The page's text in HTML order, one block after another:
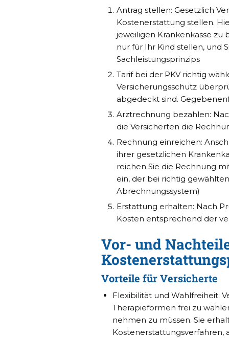
Antrag stellen: Gesetzlich
Kostenerstattung stellen.
jeweiligen Krankenkasse zu
nur für Ihr Kind stellen, und
Sachleistungsprinzips
Tarif bei der PKV richtig
Versicherungsschutz
abgedeckt sind.
Arztrechnung bezahlen:
die Versicherten die
Rechnung einreichen:
ihrer gesetzlichen
reichen Sie die Rechnung
ein, der bei richtig
Abrechnungssystem)
Erstattung erhalten: Nach
Kosten entsprechend der
Vor- und
Vorteile für Versicherte
Flexibilität und Wahlfreiheit:
Therapieformen frei zu
nehmen zu müssen. Sie
Kostenerstattungsverfahren,